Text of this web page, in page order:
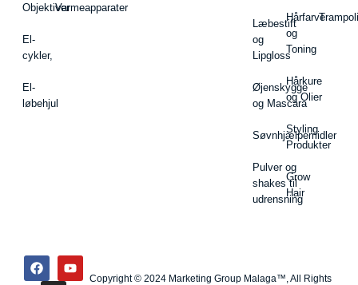
Objektiver
El-
cykler,
El-
løbehjul
Varmeapparater
Læbestift
og
Lipgloss
Øjenskygge
og Mascara
Søvnhjælpemidler
Pulver og
shakes til
udrensning
Hårfarve
og
Toning
Hårkure
og Olier
Styling
Produkter
Grow
Hair
Copyright © 2024 Marketing Group Malaga™, All Rights